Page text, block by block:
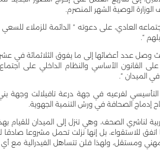
الوصية الشهر المنصرم.
العادي، على دعوته ” الدائمة للزملاء للسعي
“.
وصل عدد أعضائها إلى ما يفوق الثلاثمائة في
القانون الأساسي والنظام الداخلي على
الميدان “.
لفرعيه في جهة درعة تافيلالت وجهة
إدماج الصحافة في ورش التنمية الجهوية.
لناشري الصحف، وهي تنزل إلى الميدان للقيام
للاستقواء، بل إنها نزلت تحمل مشروعا صادقا
ومستقل، ولهذا فلن تتساهل الفيدرالية مع أي